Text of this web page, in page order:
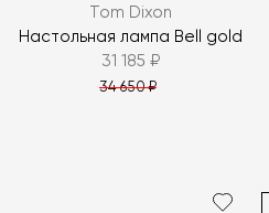
Tom Dixon
Настольная лампа Bell gold
31 185 ₽
34 650 ₽